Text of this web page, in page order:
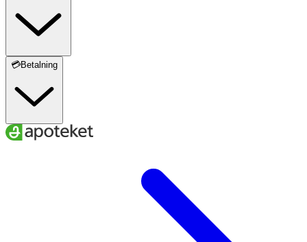
💳Betalning